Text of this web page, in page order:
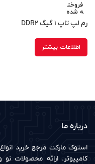
فروخت
ه شده
رم لپ تاپ ۱ گیگ DDR۲
اطلاعات بیشتر
درباره ما
استوک مارکت مرجع خرید
کامپیوتر. ارائه محصولات